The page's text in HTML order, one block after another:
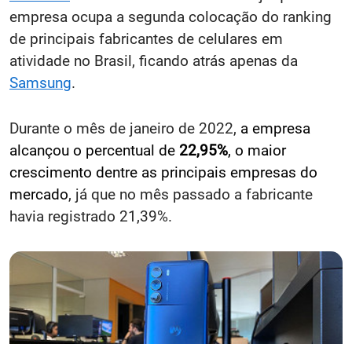
empresa ocupa a segunda colocação do ranking
de principais fabricantes de celulares em
atividade no Brasil, ficando atrás apenas da
Samsung.
Durante o mês de janeiro de 2022, a empresa
alcançou o percentual de 22,95%, o maior
crescimento dentre as principais empresas do
mercado, já que no mês passado a fabricante
havia registrado 21,39%.